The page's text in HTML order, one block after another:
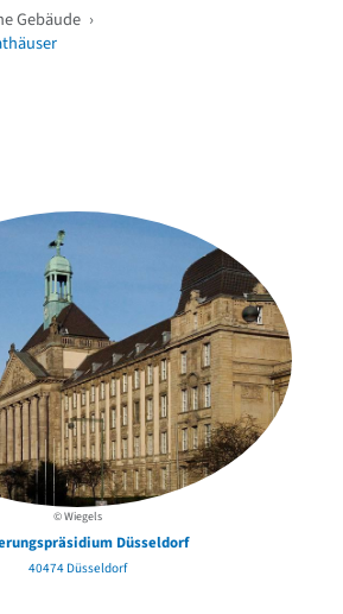
Gebäude ›
© Wiegels
Düsseldorf
40474 Düsseldorf